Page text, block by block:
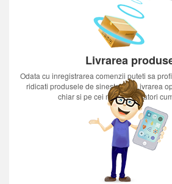
Livrarea
Odata cu inregistrarea comenzii puteti sa
ridicati produsele de sinestatator.Livrarea
chiar si pe cei mai nerabdatori